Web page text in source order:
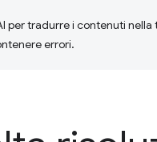
per tradurre i contenuti nella
errori.